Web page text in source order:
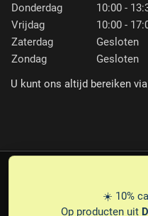
Donderdag
10:00 -
Vrijdag
10:00 -
Zaterdag
Gesloten
Zondag
Gesloten
U kunt ons altijd bereiken
PRIVACYDISCLAIMER
☀️ 10%
Op producten uit